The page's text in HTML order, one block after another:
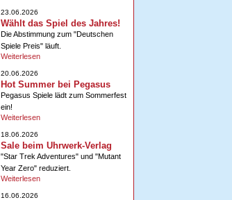
23.06.2026
Wählt das Spiel des Jahres!
Die Abstimmung zum "Deutschen
Spiele Preis" läuft.
Weiterlesen
20.06.2026
Hot Summer bei Pegasus
Pegasus Spiele lädt zum Sommerfest
ein!
Weiterlesen
18.06.2026
Sale beim Uhrwerk-Verlag
"Star Trek Adventures" und "Mutant
Year Zero" reduziert.
Weiterlesen
16.06.2026